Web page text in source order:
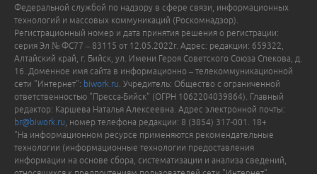
Федеральной службой по надзору в сфере связи, информационных
технологий и массовых коммуникаций (Роскомнадзор).
Регистрационный номер и дата принятия решения о регистрации:
серия Эл № ФС77 – 83115 от 12.05.2022г. Адрес: редакции: 659322,
Алтайский край, г. Бийск, ул. Имени Героя Советского Союза Спекова, д.
16. Доменное имя сайта в информационно – телекоммуникационной
сети "Интернет": biwork.ru . Учредитель: Общество с ограниченной
ответственностью "Пресса-Бийск" (ОГРН 1062204039864). Главный
редактор: Каршева Наталья Алексеевна. Адрес электронной почты:
br@biwork.ru , номер телефона редакции: 8 (3854) 317-001. 18+
"На информационном ресурсе применяются рекомендательные
технологии (информационные технологии предоставления
информации на основе сбора, систематизации и анализа сведений,